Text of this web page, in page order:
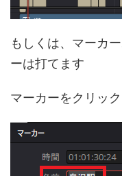
もしくは、マーカ
ーは打てます
マーカーをクリッ